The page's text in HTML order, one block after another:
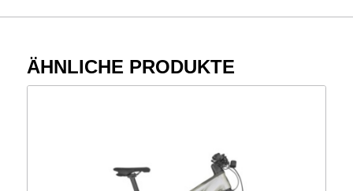
ÄHNLICHE PRODUKTE